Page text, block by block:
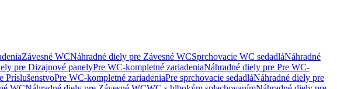
Závesné WCNáhradné diely pre Závesné WCSprchovacie WC sedadláNáhradné
pre Dizajnové panelyPre WC-kompletné zariadeniaNáhradné diely pre Pre WC-
PríslušenstvoPre WC-kompletné zariadeniaPre sprchovacie sedadláNáhradné diely pre